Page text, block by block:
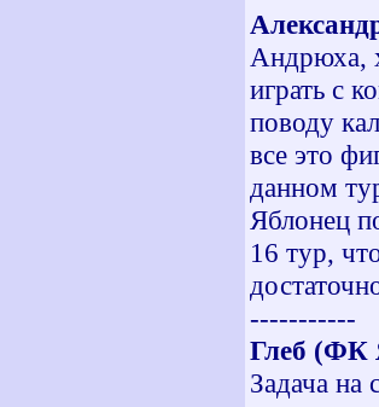
Андрюха,
играть с
поводу
все это
данном
Яблонец
16 тур,
-----------
Глеб (ФК
Задача на